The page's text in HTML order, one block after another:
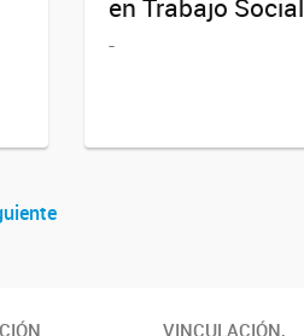
-
VINCULACIÓN,